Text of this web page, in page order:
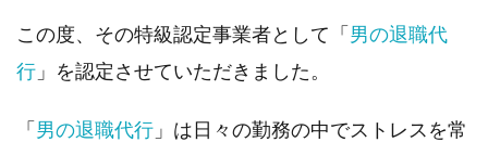
この度、その特級認定事業者として「男の退職代
行 」を認定させていただきました。
「男の退職代行 」は日々の勤務の中でストレスを常